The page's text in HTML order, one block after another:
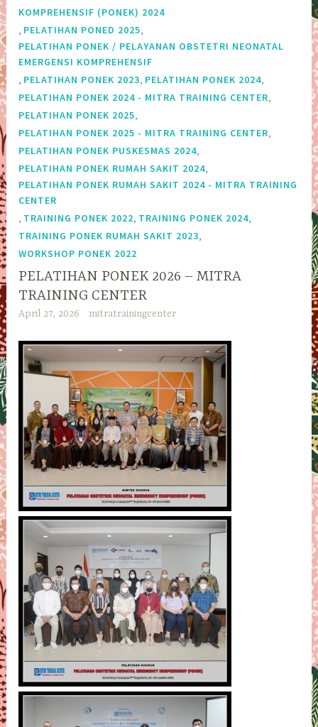
KOMPREHENSIF (PONEK) 2024
, PELATIHAN PONED 2025,
PELATIHAN PONEK / PELAYANAN OBSTETRI NEONATAL
EMERGENSI KOMPREHENSIF
, PELATIHAN PONEK 2023, PELATIHAN PONEK 2024,
PELATIHAN PONEK 2024 - MITRA TRAINING CENTER,
PELATIHAN PONEK 2025,
PELATIHAN PONEK 2025 - MITRA TRAINING CENTER,
PELATIHAN PONEK PUSKESMAS 2024,
PELATIHAN PONEK RUMAH SAKIT 2024,
PELATIHAN PONEK RUMAH SAKIT 2024 - MITRA TRAINING
CENTER
, TRAINING PONEK 2022, TRAINING PONEK 2024,
TRAINING PONEK RUMAH SAKIT 2023,
WORKSHOP PONEK 2022
PELATIHAN PONEK 2026 – MITRA
TRAINING CENTER
April 27, 2026 mitratrainingcenter